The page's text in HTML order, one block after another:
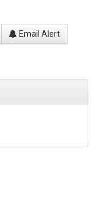
Email Alert